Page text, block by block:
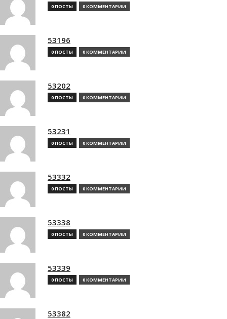
0 ПОСТЫ 0 КОММЕНТАРИИ
53196
0 ПОСТЫ 0 КОММЕНТАРИИ
53202
0 ПОСТЫ 0 КОММЕНТАРИИ
53231
0 ПОСТЫ 0 КОММЕНТАРИИ
53332
0 ПОСТЫ 0 КОММЕНТАРИИ
53338
0 ПОСТЫ 0 КОММЕНТАРИИ
53339
0 ПОСТЫ 0 КОММЕНТАРИИ
53382